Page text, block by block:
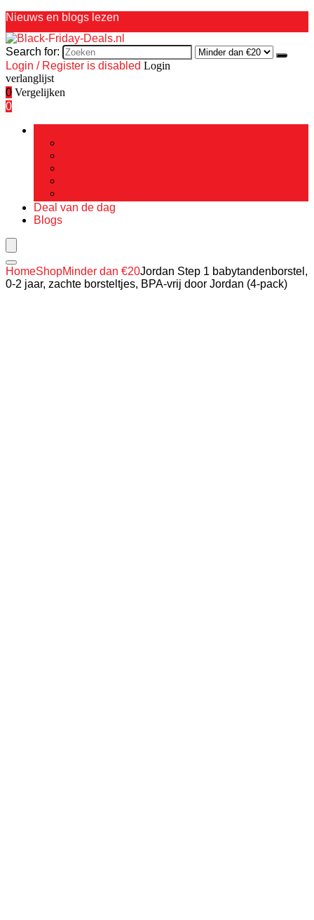
Nieuws en blogs lezen
Search for:
Login / Register is disabled Login
verlanglijst
0 Vergelijken
0
Deal van de dag
Blogs
HomeShopMinder dan €20Jordan Step 1 babytandenborstel,
0-2 jaar, zachte borsteltjes, BPA-vrij door Jordan (4-pack)